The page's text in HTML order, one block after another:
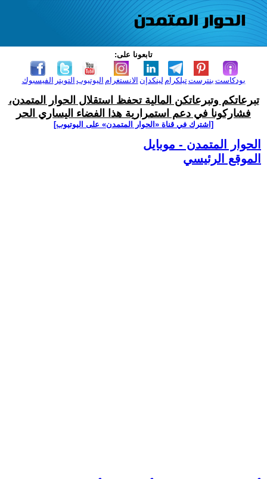
تابعونا على:
الفيسبوك التويتر اليوتيوب الانستغرام لينكدإن تيلكرامبنترست بودكاست
تبرعاتكم وتبرعاتكن المالية تحفظ استقلال الحوار المتمدن،
فشاركونا في دعم استمرارية هذا الفضاء اليساري الحر
[اشترك في قناة ‫«الحوار المتمدن» على اليوتيوب]
الحوار المتمدن - موبايل
الموقع الرئيسي